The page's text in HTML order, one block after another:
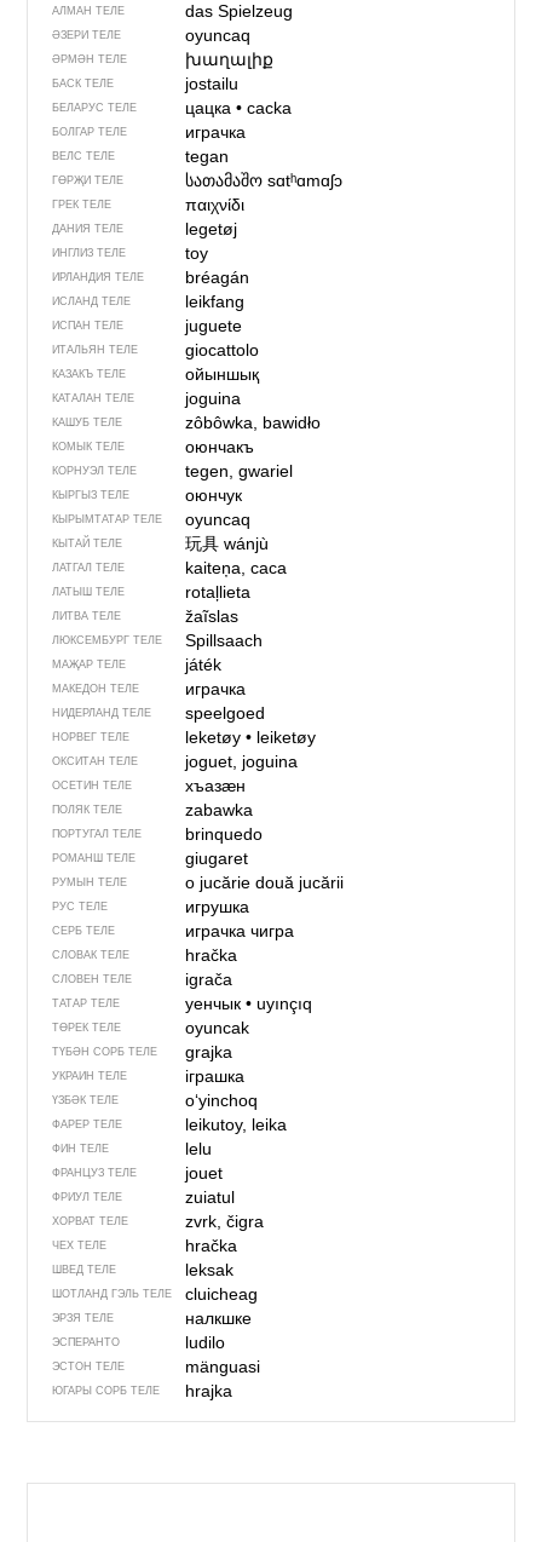
АЛМАН ТЕЛЕ das Spielzeug
ӘЗЕРИ ТЕЛЕ oyuncaq
ӘРМӘН ТЕЛЕ խաղալիք
БАСК ТЕЛЕ jostailu
БЕЛАРУС ТЕЛЕ цацка• cacka
БОЛГАР ТЕЛЕ играчка
ВЕЛС ТЕЛЕ tegan
ГӨРҖИ ТЕЛЕ სათამაშოsɑtʰɑmɑʃɔ
ГРЕК ТЕЛЕ παιχνίδι
ДАНИЯ ТЕЛЕ legetøj
ИНГЛИЗ ТЕЛЕ toy
ИРЛАНДИЯ ТЕЛЕ bréagán
ИСЛАНД ТЕЛЕ leikfang
ИСПАН ТЕЛЕ juguete
ИТАЛЬЯН ТЕЛЕ giocattolo
КАЗАКЪ ТЕЛЕ ойыншық
КАТАЛАН ТЕЛЕ joguina
КАШУБ ТЕЛЕ zôbôwka, bawidło
КОМЫК ТЕЛЕ оюнчакъ
КОРНУЭЛ ТЕЛЕ tegen, gwariel
КЫРГЫЗ ТЕЛЕ оюнчук
КЫРЫМТАТАР ТЕЛЕ oyuncaq
КЫТАЙ ТЕЛЕ 玩具wánjù
ЛАТГАЛ ТЕЛЕ kaiteņa, caca
ЛАТЫШ ТЕЛЕ rotaļlieta
ЛИТВА ТЕЛЕ žaĩslas
ЛЮКСЕМБУРГ ТЕЛЕ Spillsaach
МАҖАР ТЕЛЕ játék
МАКЕДОН ТЕЛЕ играчка
НИДЕРЛАНД ТЕЛЕ speelgoed
НОРВЕГ ТЕЛЕ leketøy• leiketøy
ОКСИТАН ТЕЛЕ joguet, joguina
ОСЕТИН ТЕЛЕ хъазӕн
ПОЛЯК ТЕЛЕ zabawka
ПОРТУГАЛ ТЕЛЕ brinquedo
РОМАНШ ТЕЛЕ giugaret
РУМЫН ТЕЛЕ o jucăriedouă jucării
РУС ТЕЛЕ игрушка
СЕРБ ТЕЛЕ играчка чигра
СЛОВАК ТЕЛЕ hračka
СЛОВЕН ТЕЛЕ igrača
ТАТАР ТЕЛЕ уенчык• uyınçıq
ТӨРЕК ТЕЛЕ oyuncak
ТҮБӘН СОРБ ТЕЛЕ grajka
УКРАИН ТЕЛЕ іграшка
ҮЗБӘК ТЕЛЕ oʻyinchoq
ФАРЕР ТЕЛЕ leikutoy, leika
ФИН ТЕЛЕ lelu
ФРАНЦУЗ ТЕЛЕ jouet
ФРИУЛ ТЕЛЕ zuiatul
ХОРВАТ ТЕЛЕ zvrk, čigra
ЧЕХ ТЕЛЕ hračka
ШВЕД ТЕЛЕ leksak
ШОТЛАНД ГЭЛЬ ТЕЛЕ cluicheag
ЭРЗЯ ТЕЛЕ налкшке
ЭСПЕРАНТО ludilo
ЭСТОН ТЕЛЕ mänguasi
ЮГАРЫ СОРБ ТЕЛЕ hrajka